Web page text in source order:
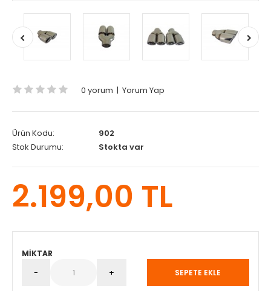
0 yorum | Yorum Yap
Ürün Kodu:
902
Stok Durumu:
Stokta var
2.199,00 TL
MIKTAR